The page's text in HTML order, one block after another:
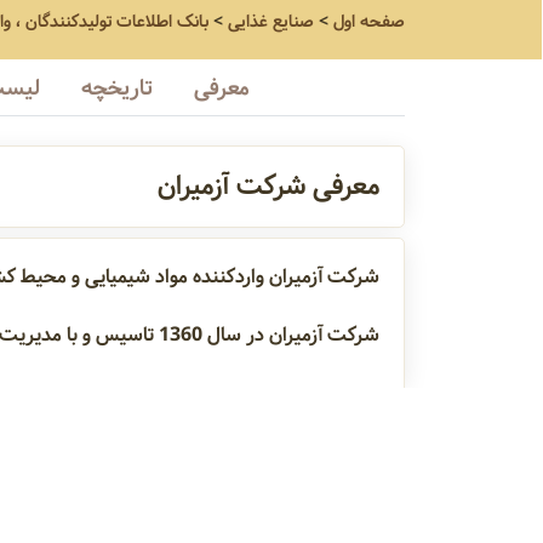
صفحه اول> صنایع غذایی>بانک اطلاعات تولیدکنندگان ،
معرفی تاریخچه
معرفی شرکت آزمیران
شرکت آزمیران واردکننده مواد شیمیایی و محیط
شرکت آزمیران در سال 1360 تاسیس و با مدیریت آقای جنتی فعال می‌باشد